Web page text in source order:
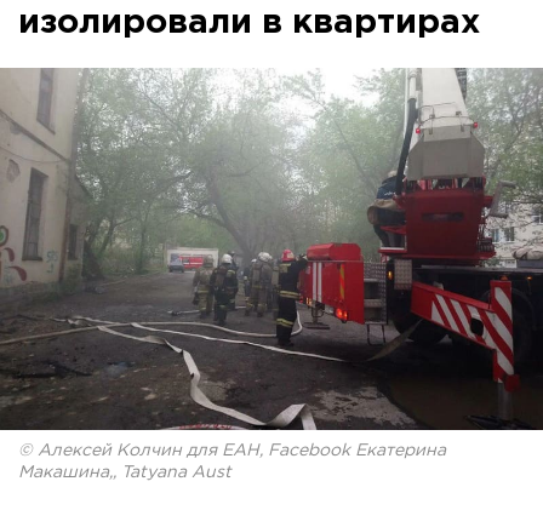
изолировали в квартирах
© Алексей Колчин для ЕАН, Facebook Екатерина
Макашина,, Tatyana Aust